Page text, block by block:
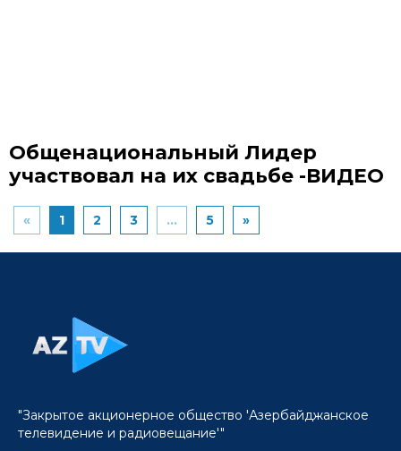
Общенациональный Лидер
участвовал на их свадьбе -ВИДЕО
« 1 2 3 ... 5 »
"Закрытое акционерное общество 'Азербайджанское
телевидение и радиовещание'"